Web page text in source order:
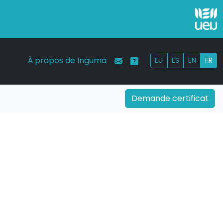
À propos de Inguma EU ES EN FR
Demande certificat